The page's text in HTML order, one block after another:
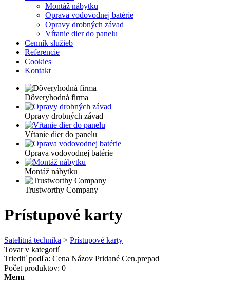
Montáž nábytku
Oprava vodovodnej batérie
Opravy drobných závad
Vŕtanie dier do panelu
Cenník služieb
Referencie
Cookies
Kontakt
Dôveryhodná firma
Opravy drobných závad
Vŕtanie dier do panelu
Oprava vodovodnej batérie
Montáž nábytku
Trustworthy Company
Prístupové karty
Satelitná technika > Prístupové karty
Tovar v kategorií
Triediť podľa: Cena Názov Pridané Cen.prepad
Počet produktov: 0
Menu